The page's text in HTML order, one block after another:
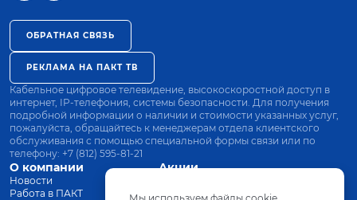
О компании
Новости
Работа в ПАКТ
Акции
Оплата
ОБРАТНАЯ СВЯЗЬ
РЕКЛАМА НА ПАКТ ТВ
Кабельное цифровое телевидение, высокоскоростной доступ в
интернет, IP-телефония, системы безопасности. Для получения
подробной информации о наличии и стоимости указанных услуг,
пожалуйста, обращайтесь к менеджерам отдела клиентского
обслуживания с помощью специальной формы связи или по
телефону: +7 (812) 595-81-21